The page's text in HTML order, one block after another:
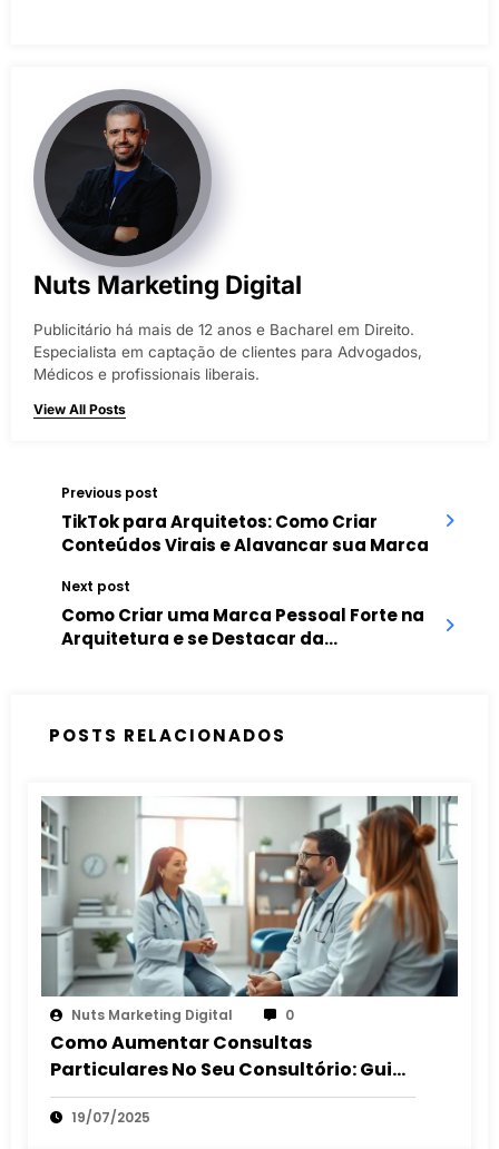
Nuts Marketing Digital
Publicitário há mais de 12 anos e Bacharel em Direito.
Especialista em captação de clientes para Advogados,
Médicos e profissionais liberais.
View All Posts
Previous post
TikTok para Arquitetos: Como Criar
Conteúdos Virais e Alavancar sua Marca
Next post
Como Criar uma Marca Pessoal Forte na
Arquitetura e se Destacar da
POSTS RELACIONADOS
Nuts Marketing Digital 0
Como Aumentar Consultas
Particulares No Seu Consultório: Guia
2025
19/07/2025